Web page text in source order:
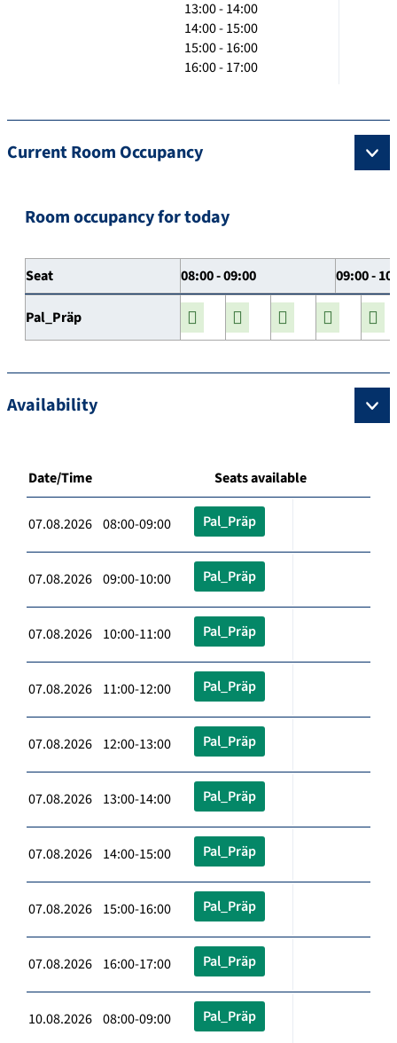
13:00 - 14:00
14:00 - 15:00
15:00 - 16:00
16:00 - 17:00
Current Room Occupancy
Room occupancy for today
Seat 08:00 - 09:00 09:00 -
Pal_Präp
Availability
Date/Time Seats available
07.08.2026 08:00-09:00 Pal_Präp
07.08.2026 09:00-10:00 Pal_Präp
07.08.2026 10:00-11:00 Pal_Präp
07.08.2026 11:00-12:00 Pal_Präp
07.08.2026 12:00-13:00 Pal_Präp
07.08.2026 13:00-14:00 Pal_Präp
07.08.2026 14:00-15:00 Pal_Präp
07.08.2026 15:00-16:00 Pal_Präp
07.08.2026 16:00-17:00 Pal_Präp
10.08.2026 08:00-09:00 Pal_Präp